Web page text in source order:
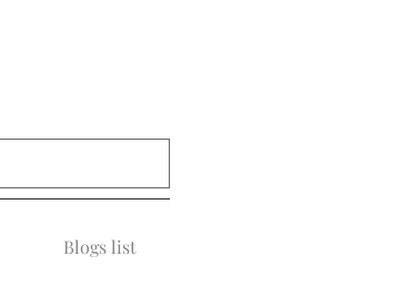
Blogs list